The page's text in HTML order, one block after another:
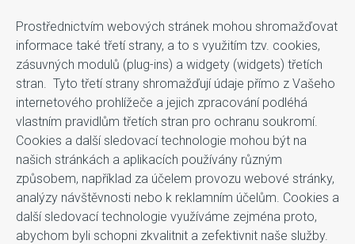
Prostřednictvím webových stránek mohou shromažďovat
informace také třetí strany, a to s využitím tzv. cookies,
zásuvných modulů (plug-ins) a widgety (widgets) třetích
stran. Tyto třetí strany shromažďují údaje přímo z Vašeho
internetového prohlížeče a jejich zpracování podléhá
vlastním pravidlům třetích stran pro ochranu soukromí.
Cookies a další sledovací technologie mohou být na
našich stránkách a aplikacích používány různým
způsobem, například za účelem provozu webové stránky,
analýzy návštěvnosti nebo k reklamním účelům. Cookies a
další sledovací technologie využíváme zejména proto,
abychom byli schopni zkvalitnit a zefektivnit naše služby.